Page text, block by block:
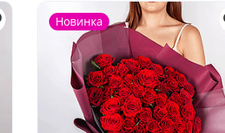
Новинка